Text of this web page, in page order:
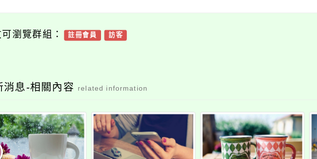
瀏覽群組： 註冊會員 訪客
消息-相關內容 related information